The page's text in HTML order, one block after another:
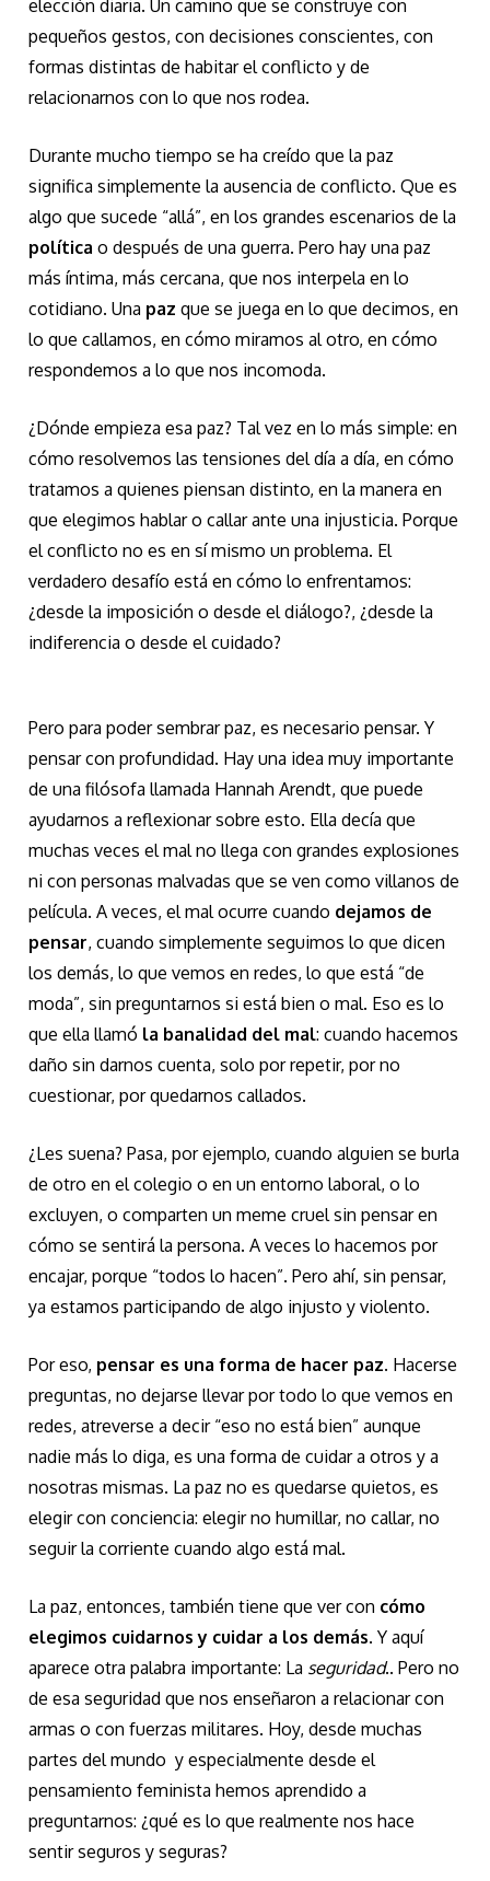
elección diaria. Un camino que se construye con
pequeños gestos, con decisiones conscientes, con
formas distintas de habitar el conflicto y de
relacionarnos con lo que nos rodea.
Durante mucho tiempo se ha creído que la paz
significa simplemente la ausencia de conflicto. Que es
algo que sucede “allá”, en los grandes escenarios de la
política o después de una guerra. Pero hay una paz
más íntima, más cercana, que nos interpela en lo
cotidiano. Una paz que se juega en lo que decimos, en
lo que callamos, en cómo miramos al otro, en cómo
respondemos a lo que nos incomoda.
¿Dónde empieza esa paz? Tal vez en lo más simple: en
cómo resolvemos las tensiones del día a día, en cómo
tratamos a quienes piensan distinto, en la manera en
que elegimos hablar o callar ante una injusticia. Porque
el conflicto no es en sí mismo un problema. El
verdadero desafío está en cómo lo enfrentamos:
¿desde la imposición o desde el diálogo?, ¿desde la
indiferencia o desde el cuidado?
Pero para poder sembrar paz, es necesario pensar. Y
pensar con profundidad. Hay una idea muy importante
de una filósofa llamada Hannah Arendt, que puede
ayudarnos a reflexionar sobre esto. Ella decía que
muchas veces el mal no llega con grandes explosiones
ni con personas malvadas que se ven como villanos de
película. A veces, el mal ocurre cuando dejamos de
pensar, cuando simplemente seguimos lo que dicen
los demás, lo que vemos en redes, lo que está “de
moda”, sin preguntarnos si está bien o mal. Eso es lo
que ella llamó la banalidad del mal: cuando hacemos
daño sin darnos cuenta, solo por repetir, por no
cuestionar, por quedarnos callados.
¿Les suena? Pasa, por ejemplo, cuando alguien se burla
de otro en el colegio o en un entorno laboral, o lo
excluyen, o comparten un meme cruel sin pensar en
cómo se sentirá la persona. A veces lo hacemos por
encajar, porque “todos lo hacen”. Pero ahí, sin pensar,
ya estamos participando de algo injusto y violento.
Por eso, pensar es una forma de hacer paz. Hacerse
preguntas, no dejarse llevar por todo lo que vemos en
redes, atreverse a decir “eso no está bien” aunque
nadie más lo diga, es una forma de cuidar a otros y a
nosotras mismas. La paz no es quedarse quietos, es
elegir con conciencia: elegir no humillar, no callar, no
seguir la corriente cuando algo está mal.
La paz, entonces, también tiene que ver con cómo
elegimos cuidarnos y cuidar a los demás. Y aquí
aparece otra palabra importante: La seguridad.. Pero no
de esa seguridad que nos enseñaron a relacionar con
armas o con fuerzas militares. Hoy, desde muchas
partes del mundo y especialmente desde el
pensamiento feminista hemos aprendido a
preguntarnos: ¿qué es lo que realmente nos hace
sentir seguros y seguras?